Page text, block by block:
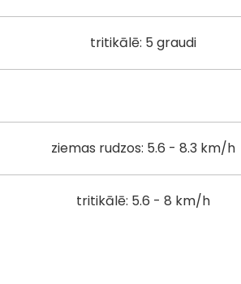
tritikālē: 5 graudi
ziemas rudzos: 5.6 - 8.3 km/h
tritikālē: 5.6 - 8 km/h